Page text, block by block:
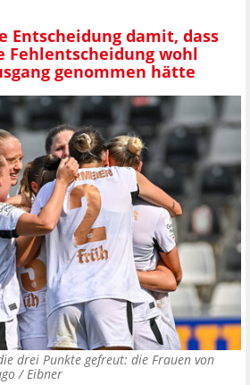
Entscheidung damit, dass
Fehlentscheidung wohl
genommen hätte
drei Punkte gefreut: die Frauen von
/ Eibner